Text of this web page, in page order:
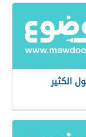
الكثير